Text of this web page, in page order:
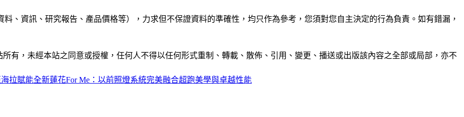
、資訊、研究報告、產品價格等），力求但不保證資料的準確性，均只作為參考，您須對您自主決定的行為負責。如有錯漏，
所有，未經本站之同意或授權，任何人不得以任何形式重制、轉載、散佈、引用、變更、播送或出版該內容之全部或局部，亦不
拉賦能全新蓮花For Me：以前照燈系統完美融合超跑美學與卓越性能